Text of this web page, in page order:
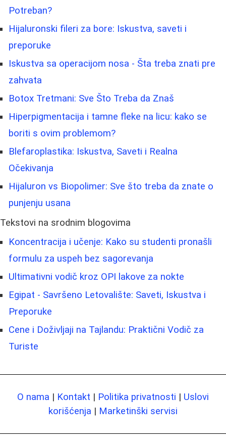
Potreban?
Hijaluronski fileri za bore: Iskustva, saveti i
preporuke
Iskustva sa operacijom nosa - Šta treba znati pre
zahvata
Botox Tretmani: Sve Što Treba da Znaš
Hiperpigmentacija i tamne fleke na licu: kako se
boriti s ovim problemom?
Blefaroplastika: Iskustva, Saveti i Realna
Očekivanja
Hijaluron vs Biopolimer: Sve što treba da znate o
punjenju usana
Tekstovi na srodnim blogovima
Koncentracija i učenje: Kako su studenti pronašli
formulu za uspeh bez sagorevanja
Ultimativni vodič kroz OPI lakove za nokte
Egipat - Savršeno Letovalište: Saveti, Iskustva i
Preporuke
Cene i Doživljaji na Tajlandu: Praktični Vodič za
Turiste
O nama | Kontakt | Politika privatnosti | Uslovi
korišćenja | Marketinški servisi